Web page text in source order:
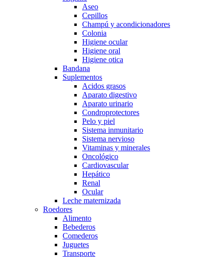
Aseo
Cepillos
Champú y acondicionadores
Colonia
Higiene ocular
Higiene oral
Higiene otica
Bandana
Suplementos
Acidos grasos
Aparato digestivo
Aparato urinario
Condroprotectores
Pelo y piel
Sistema inmunitario
Sistema nervioso
Vitaminas y minerales
Oncológico
Cardiovascular
Hepático
Renal
Ocular
Leche maternizada
Roedores
Alimento
Bebederos
Comederos
Juguetes
Transporte